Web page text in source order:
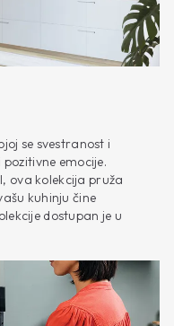
se svestranost i
emocije.
ova kolekcija pruža
kuhinju čine
dostupan je u